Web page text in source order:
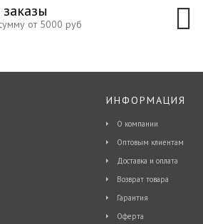
от 5000 руб
ИНФОРМАЦИЯ
О компании
Оптовым клиентам
Доставка и оплата
Возврат товара
Гарантия
Оферта